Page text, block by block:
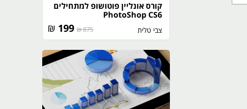
קורס אונליין פוטושופ למתחילים
PhotoShop CS6
צבי טלית 875 ₪
₪